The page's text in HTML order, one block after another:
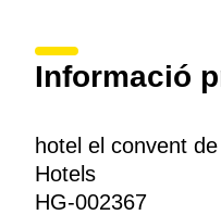
Informació
hotel el convent
Hotels
HG-002367